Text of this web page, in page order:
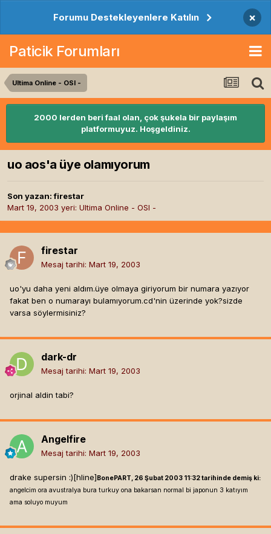
Forumu Destekleyenlere Katılın ×
Paticik Forumları
Ultima Online - OSI -
2000 lerden beri faal olan, çok şukela bir paylaşım
platformuyuz. Hoşgeldiniz.
uo aos'a üye olamıyorum
Son yazan:firestar
Mart 19, 2003 yeri: Ultima Online - OSI -
firestar
Mesaj tarihi: Mart 19, 2003
uo'yu daha yeni aldım.üye olmaya giriyorum bir numara yazıyor
fakat ben o numarayı bulamıyorum.cd'nin üzerinde yok?sizde
varsa söylermisiniz?
dark-dr
Mesaj tarihi: Mart 19, 2003
orjinal aldin tabi?
Angelfire
Mesaj tarihi: Mart 19, 2003
drake supersin :)[hline] BonePART, 26 Şubat 2003 11:32 tarihinde demiş ki:
angelcim ora avustralya bura turkuy ona bakarsan normal bi japonun 3 katıyım
ama soluyo muyum